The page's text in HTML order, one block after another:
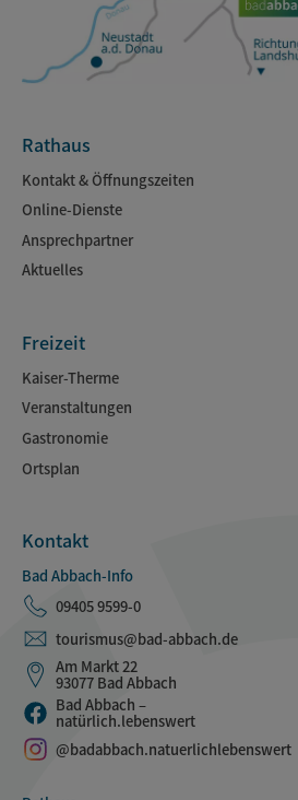
Rathaus
Kontakt & Öffnungszeiten
Online-Dienste
Ansprechpartner
Aktuelles
Freizeit
Kaiser-Therme
Veranstaltungen
Gastronomie
Ortsplan
Kontakt
Bad Abbach-Info
09405 9599-0
tourismus@bad-abbach.de
Am Markt 22
93077 Bad Abbach
Bad Abbach –
natürlich.lebenswert
@badabbach.natuerlichlebenswert